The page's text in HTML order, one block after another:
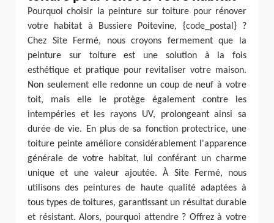
Pourquoi choisir la peinture sur toiture pour rénover
votre habitat à Bussiere Poitevine, {code_postal} ?
Chez Site Fermé, nous croyons fermement que la
peinture sur toiture est une solution à la fois
esthétique et pratique pour revitaliser votre maison.
Non seulement elle redonne un coup de neuf à votre
toit, mais elle le protège également contre les
intempéries et les rayons UV, prolongeant ainsi sa
durée de vie. En plus de sa fonction protectrice, une
toiture peinte améliore considérablement l'apparence
générale de votre habitat, lui conférant un charme
unique et une valeur ajoutée. À Site Fermé, nous
utilisons des peintures de haute qualité adaptées à
tous types de toitures, garantissant un résultat durable
et résistant. Alors, pourquoi attendre ? Offrez à votre